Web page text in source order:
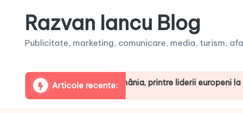
Razvan Iancu Blog
Publicitate, marketing, comunicare, media, turism,
Articole recente:
ARBOpodcast. România, printre liderii europeni la